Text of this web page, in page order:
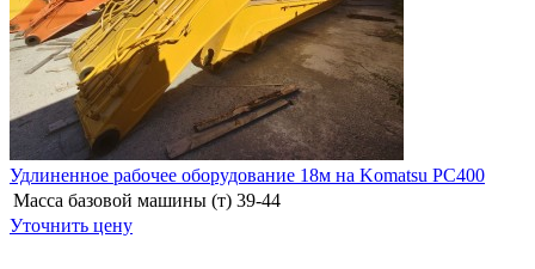
Удлиненное рабочее оборудование 18м на Komatsu PC400
Масса базовой машины (т) 39-44
Уточнить цену